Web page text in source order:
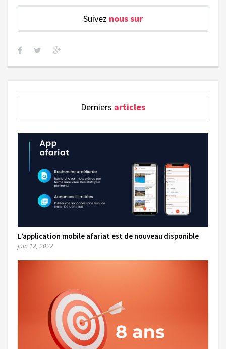
Suivez nous sur
Derniers articles
L’application mobile afariat est de nouveau disponible
juin 12, 2022